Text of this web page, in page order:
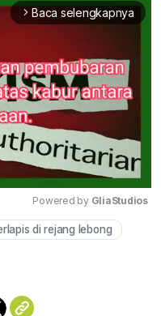
arrow_forward_ios Baca selengkapnya
Mute
Powered by GliaStudios
di rejang lebong